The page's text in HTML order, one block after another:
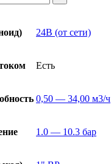
24В (от сети)
Есть
0,50 — 34,00 м3/ч
1.0 — 10.3 бар